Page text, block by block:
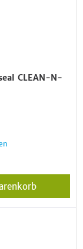
CLEAN-N-